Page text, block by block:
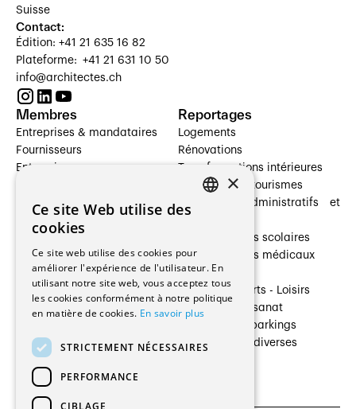
Suisse
Contact:
Édition: +41 21 635 16 82
Plateforme: +41 21 631 10 50
info@architectes.ch
Membres
Entreprises & mandataires
Fournisseurs
Entreprises
Architectes paysagistes
Architectes d'intérieur
Entreprises générales
Ingénieurs et mandataires
Installateurs
Fabricants / Fournisseurs
Régies immobilières
Gestion PPE
Reportages
Logements
Rénovations
Transformations intérieures
Hôtelleries et tourismes
Bâtiments administratifs et
Établissements scolaires
Établissements médicaux
Villas
Cultures - Sports - Loisirs
Industrie - Artisanat
Transports et parkings
Constructions diverses
×
Ce site Web utilise des
cookies
Ce site web utilise des cookies pour
améliorer l'expérience de l'utilisateur. En
utilisant notre site web, vous acceptez tous
les cookies conformément à notre politique
en matière de cookies. En savoir plus
STRICTEMENT NÉCESSAIRES
PERFORMANCE
CIBLAGE